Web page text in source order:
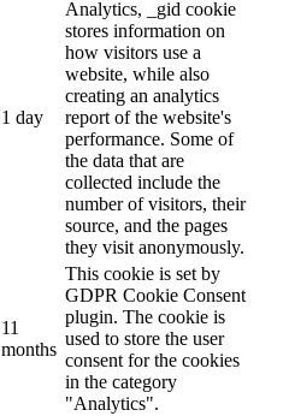
1 day
Analytics, _gid cookie
stores information on
how visitors use a
website, while also
creating an analytics
report of the website's
performance. Some of
the data that are
collected include the
number of visitors, their
source, and the pages
they visit anonymously.
11
months
This cookie is set by
GDPR Cookie Consent
plugin. The cookie is
used to store the user
consent for the cookies
in the category
"Analytics".